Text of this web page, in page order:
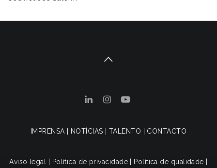
IMPRENSA NOTÍCIAS TALENTO CONTACTO
Aviso legal Política de privacidade| Política de qualidade